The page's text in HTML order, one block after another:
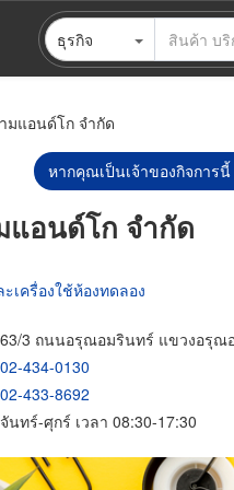
ธุรกิจ
มแอนด์โก จำกัด
หากคุณเป็นเจ้าของกิจการ
แอนด์โก จำกัด
เครื่องใช้ห้องทดลอง
63/3 ถนนอรุณอมรินทร์ แขวงอรุณ
02-434-0130
02-433-8692
จันทร์-ศุกร์ เวลา 08:30-17:30